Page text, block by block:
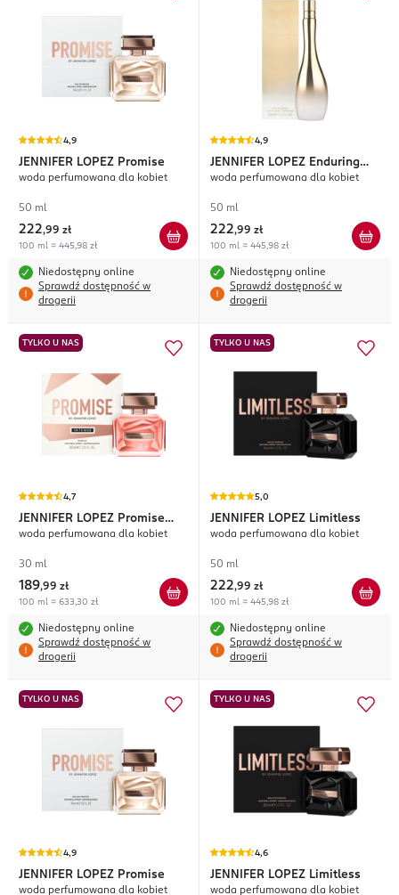
4,9
JENNIFER LOPEZ Promise
woda perfumowana dla kobiet
50 ml
222,99 zł
100 ml = 445,98 zł
Niedostępny online
Sprawdź dostępność w
drogerii
4,9
JENNIFER LOPEZ Enduring
Glow
woda perfumowana dla kobiet
50 ml
222,99 zł
100 ml = 445,98 zł
Niedostępny online
Sprawdź dostępność w
drogerii
TYLKO U NAS
4,7
JENNIFER LOPEZ Promise
Intense
woda perfumowana dla kobiet
30 ml
189,99 zł
100 ml = 633,30 zł
Niedostępny online
Sprawdź dostępność w
drogerii
TYLKO U NAS
5,0
JENNIFER LOPEZ Limitless
woda perfumowana dla kobiet
50 ml
222,99 zł
100 ml = 445,98 zł
Niedostępny online
Sprawdź dostępność w
drogerii
TYLKO U NAS
4,9
JENNIFER LOPEZ Promise
woda perfumowana dla kobiet
TYLKO U NAS
4,6
JENNIFER LOPEZ Limitless
woda perfumowana dla kobiet